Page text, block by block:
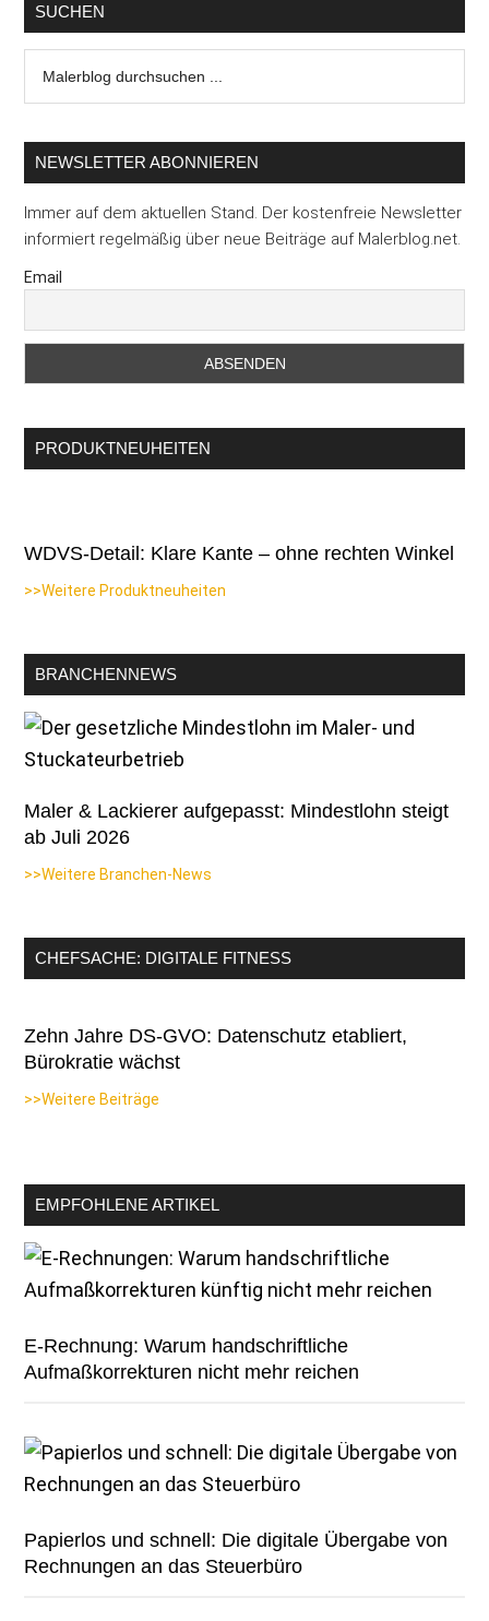
SUCHEN
durchsuchen
NEWSLETTER ABONNIEREN
Immer auf dem aktuellen Stand. Der kostenfreie Newsletter
informiert regelmäßig über neue Beiträge auf Malerblog.net.
Email
PRODUKTNEUHEITEN
WDVS-Detail: Klare Kante – ohne rechten Winkel
>>Weitere Produktneuheiten
BRANCHENNEWS
Maler & Lackierer aufgepasst: Mindestlohn steigt
ab Juli 2026
>>Weitere Branchen-News
CHEFSACHE: DIGITALE FITNESS
Zehn Jahre DS-GVO: Datenschutz etabliert,
Bürokratie wächst
>>Weitere Beiträge
EMPFOHLENE ARTIKEL
E-Rechnung: Warum handschriftliche
Aufmaßkorrekturen nicht mehr reichen
Papierlos und schnell: Die digitale Übergabe von
Rechnungen an das Steuerbüro